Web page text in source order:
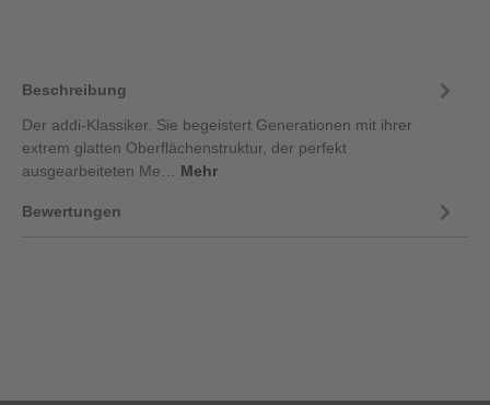
Beschreibung
Der addi-Klassiker. Sie begeistert Generationen mit ihrer
extrem glatten Oberflächenstruktur, der perfekt
ausgearbeiteten Me… Mehr
Bewertungen